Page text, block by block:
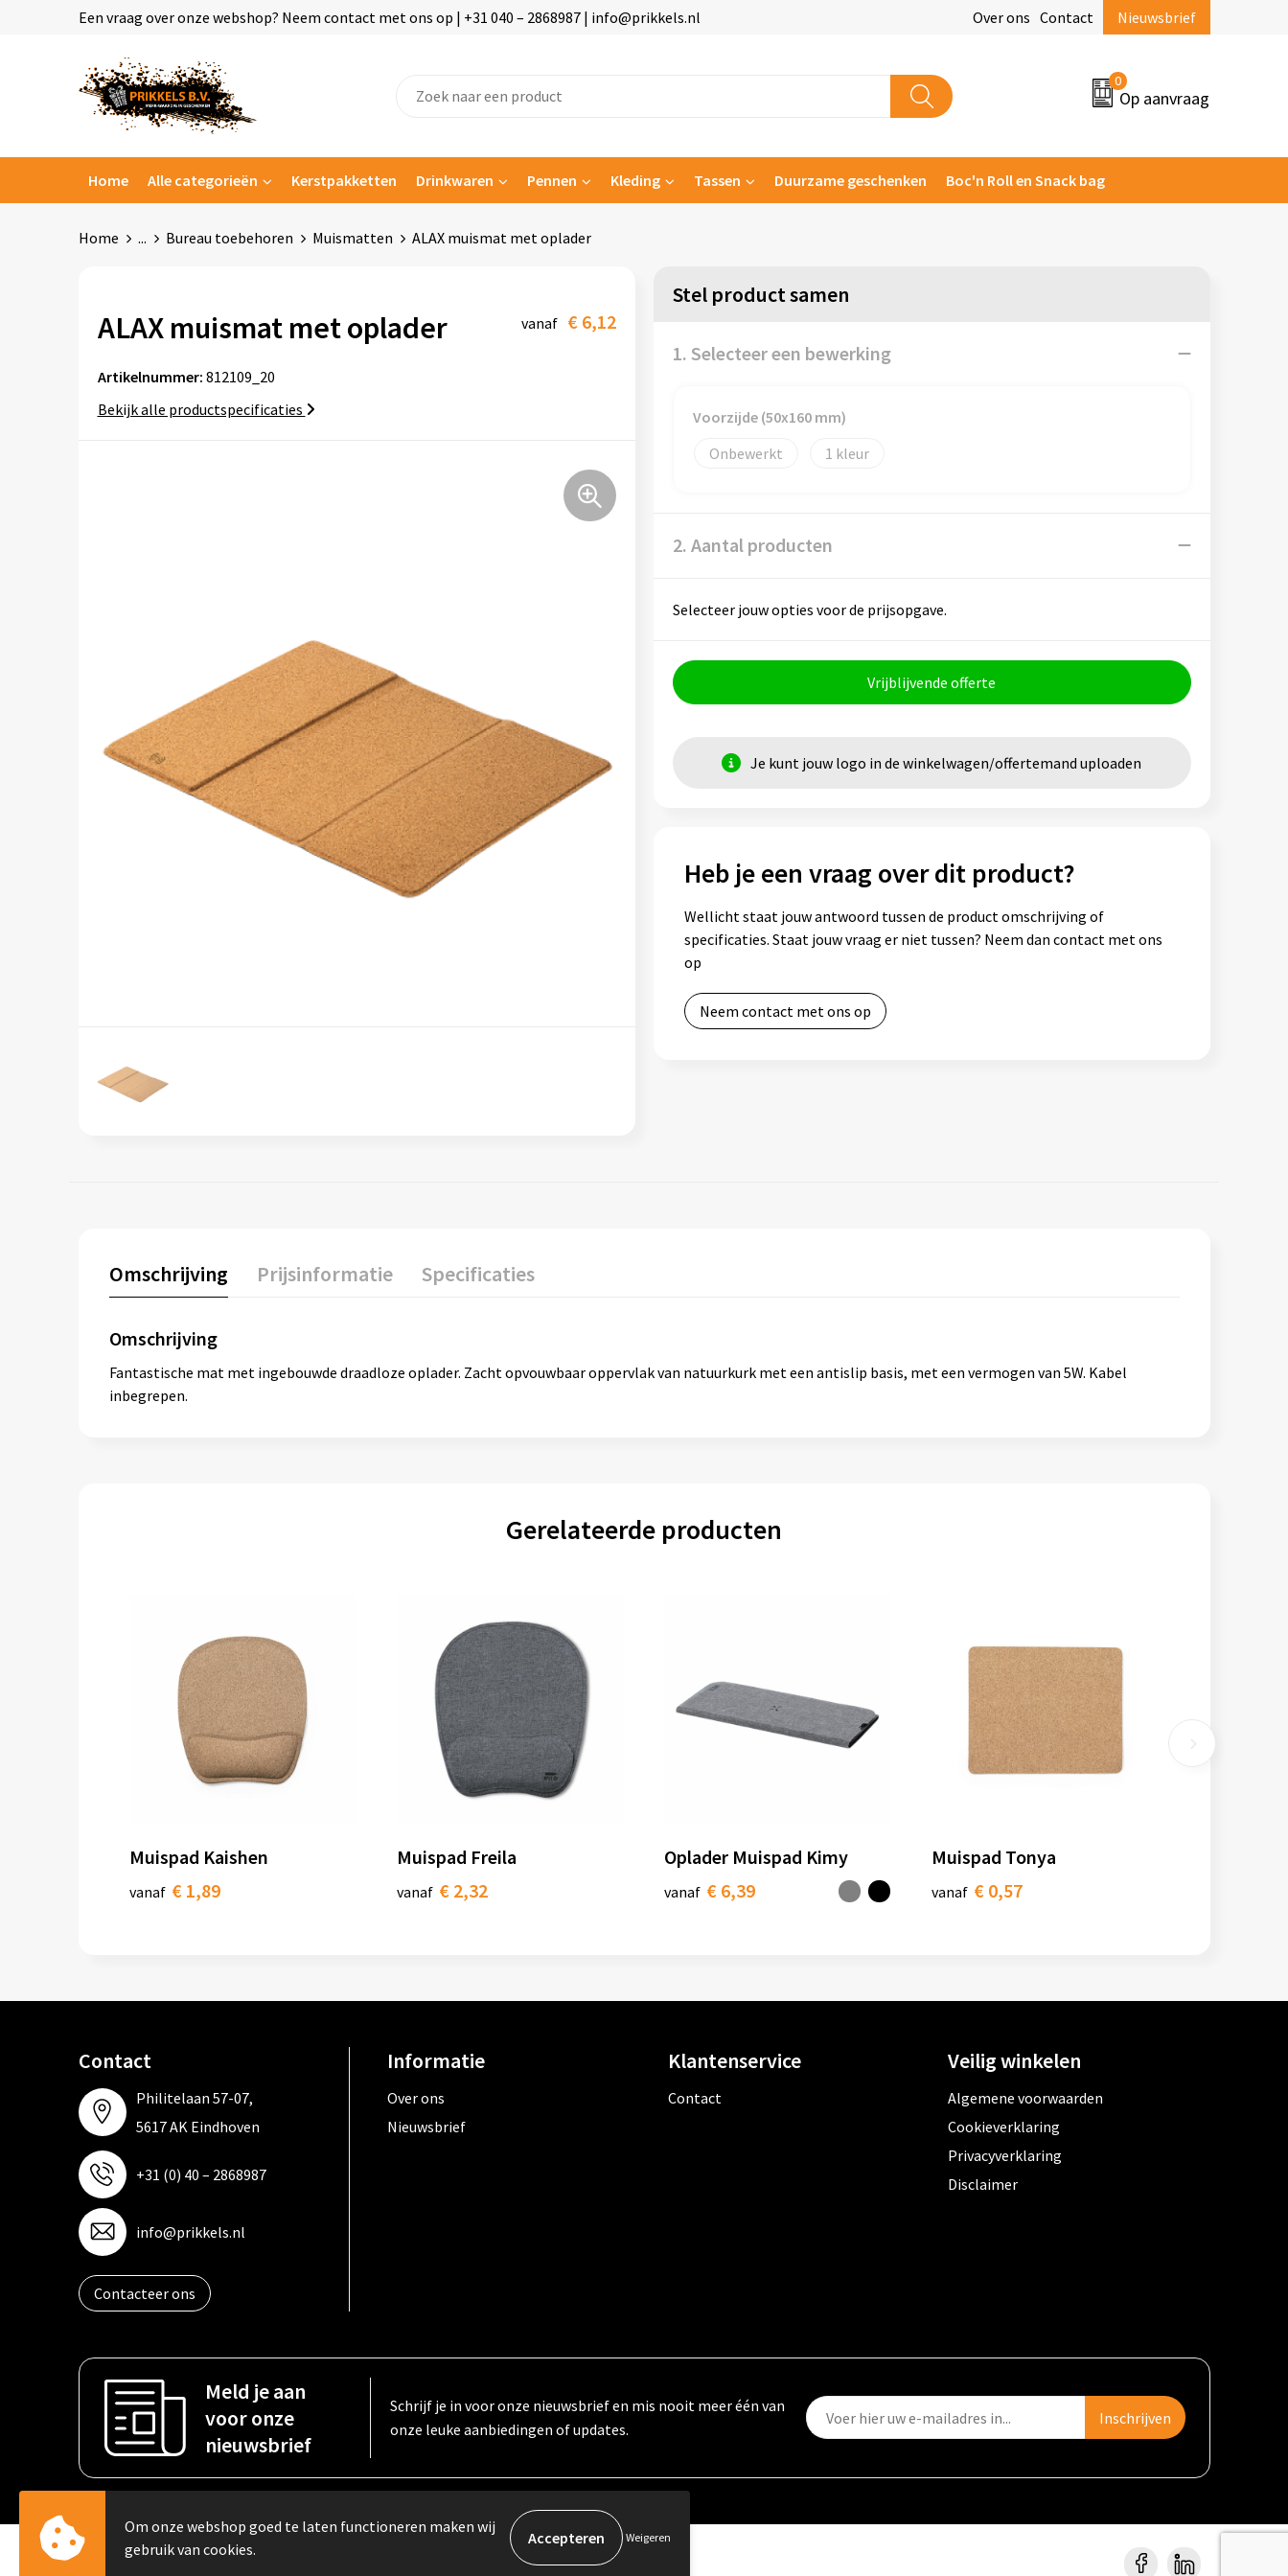
Een vraag over onze webshop? Neem contact met ons op | +31 040 – 2868987 | info@prikkels.nl Over ons Contact Nieuwsbrief
0
Op aanvraag
Home Alle categorieën Kerstpakketten Drinkwaren Pennen Kleding Tassen Duurzame geschenken Boc'n Roll en Snack bag
Home ... Bureau toebehoren Muismatten ALAX muismat met oplader
ALAX muismat met oplader vanaf € 6,12
Artikelnummer: 812109_20
Bekijk alle productspecificaties
Stel product samen
1. Selecteer een bewerking
Voorzijde (50x160 mm)
Onbewerkt
1
2. Aantal producten
Selecteer jouw opties voor de prijsopgave.
Vrijblijvende offerte
Je kunt jouw logo in de winkelwagen/offertemand uploaden
Heb je een vraag over dit product?
Wellicht staat jouw antwoord tussen de product omschrijving of
specificaties. Staat jouw vraag er niet tussen? Neem dan contact met ons
op
Neem contact met ons op
Omschrijving Prijsinformatie Specificaties
Omschrijving
Fantastische mat met ingebouwde draadloze oplader. Zacht opvouwbaar oppervlak van natuurkurk met een antislip basis, met een vermogen van 5W. Kabel
inbegrepen.
Gerelateerde producten
Muispad Kaishen
vanaf € 1,89
Muispad Freila
vanaf € 2,32
Oplader Muispad Kimy
vanaf € 6,39
Muispad Tonya
vanaf € 0,57
Contact
Philitelaan 57-07,
5617 AK Eindhoven
+31 (0) 40 – 2868987
info@prikkels.nl
Contacteer ons
Informatie
Over ons
Nieuwsbrief
Klantenservice
Contact
Veilig winkelen
Algemene voorwaarden
Cookieverklaring
Privacyverklaring
Disclaimer
Meld je aan
voor onze
nieuwsbrief
Schrijf je in voor onze nieuwsbrief en mis nooit meer één van
onze leuke aanbiedingen of updates.
© Copyright PRIKKELS B.V. 2023
Om onze webshop goed te laten functioneren maken wij
gebruik van cookies.
Weigeren